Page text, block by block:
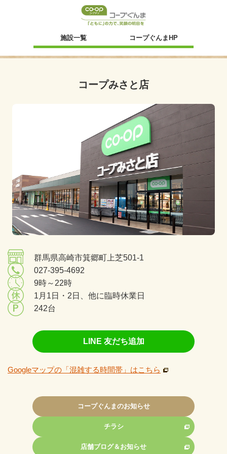
施設一覧 コープぐんまHP新規ウィンドウ
コープみさと店
群馬県高崎市箕郷町上芝501-1
027-395-4692
9時～22時
1月1日・2日、他に臨時休業日
242台
LINE 友だち追加
Googleマップの「混雑する時間帯」はこちら
コープぐんまのお知らせ
チラシ
店舗ブログ＆お知らせ